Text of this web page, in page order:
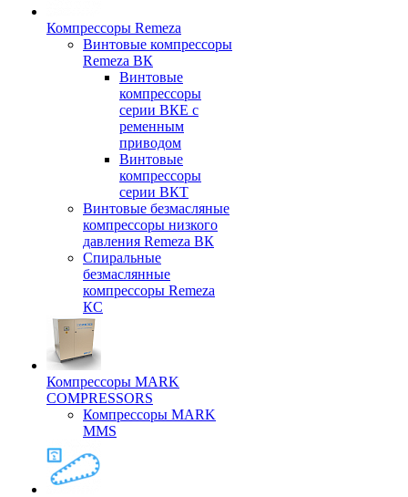
Компрессоры Remeza
Винтовые компрессоры
Remeza ВК
Винтовые
компрессоры
серии ВКЕ с
ременным
приводом
Винтовые
компрессоры
серии ВКТ
Винтовые безмасляные
компрессоры низкого
давления Remeza ВК
Спиральные
безмаслянные
компрессоры Remeza
КС
Компрессоры MARK
COMPRESSORS
Компрессоры MARK
MMS